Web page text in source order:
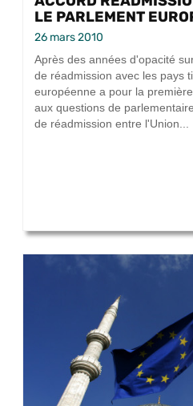
LE PARLEMENT
26 mars 2010
Après des années d'opacité
de réadmission avec les pays
européenne a pour la
aux questions de
de réadmission entre l'Union...